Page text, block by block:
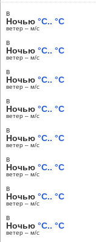
в
Ночью °C.. °C
ветер – м/c
в
Ночью °C.. °C
ветер – м/c
в
Ночью °C.. °C
ветер – м/c
в
Ночью °C.. °C
ветер – м/c
в
Ночью °C.. °C
ветер – м/c
в
Ночью °C.. °C
ветер – м/c
в
Ночью °C.. °C
ветер – м/c
в
Ночью °C.. °C
ветер – м/c